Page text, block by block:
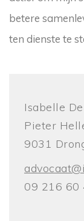
betere
ten dienste te
Isabelle
Pieter
9031
09 216 60